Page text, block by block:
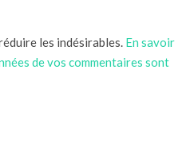
les indésirables. En savoir
de vos commentaires sont